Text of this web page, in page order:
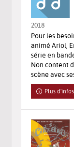
2018
Pour les
animé Ariol,
série en
Non content
scène avec
Plus d'infos